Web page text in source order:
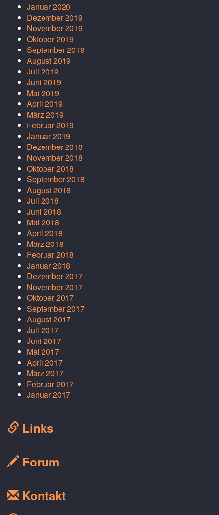
Januar 2020
Dezember 2019
November 2019
Oktober 2019
September 2019
August 2019
Juli 2019
Juni 2019
Mai 2019
April 2019
März 2019
Februar 2019
Januar 2019
Dezember 2018
November 2018
Oktober 2018
September 2018
August 2018
Juli 2018
Juni 2018
Mai 2018
April 2018
März 2018
Februar 2018
Januar 2018
Dezember 2017
November 2017
Oktober 2017
September 2017
August 2017
Juli 2017
Juni 2017
Mai 2017
April 2017
März 2017
Februar 2017
Januar 2017
Links
Forum
Kontakt